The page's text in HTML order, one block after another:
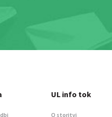
UL info tok
O storitvi